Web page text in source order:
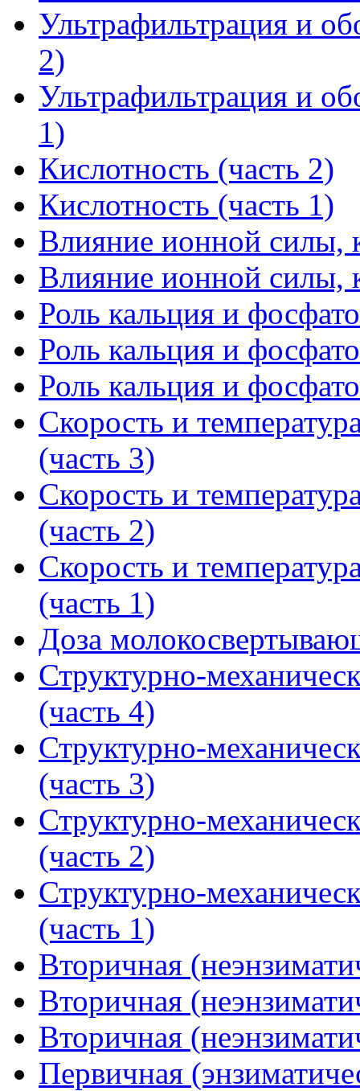
Ультрафильтрация и
2)
Ультрафильтрация и
1)
Кислотность (часть 2)
Кислотность (часть 1)
Влияние ионной силы,
Влияние ионной силы,
Роль кальция и
Роль кальция и
Роль кальция и
Скорость и
(часть 3)
Скорость и
(часть 2)
Скорость и
(часть 1)
Доза
Структурно-
(часть 4)
Структурно-
(часть 3)
Структурно-
(часть 2)
Структурно-
(часть 1)
Вторичная
Вторичная
Вторичная
Первичная